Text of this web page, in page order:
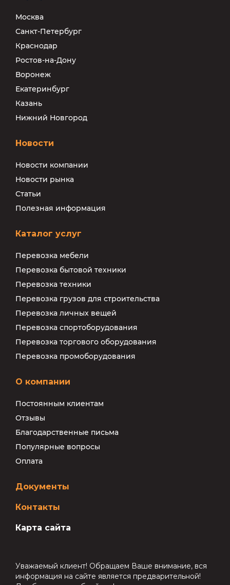
Москва
Санкт-Петербург
Краснодар
Ростов-на-Дону
Воронеж
Екатеринбург
Казань
Нижний Новгород
Новости
Новости компании
Новости рынка
Статьи
Полезная информация
Каталог услуг
Перевозка мебели
Перевозка бытовой техники
Перевозка техники
Перевозка грузов для строительства
Перевозка личных вещей
Перевозка спортоборудования
Перевозка торгового оборудования
Перевозка промоборудования
О компании
Постоянным клиентам
Отзывы
Благодарственные письма
Популярные вопросы
Оплата
Документы
Контакты
Карта сайта
Уважаемый клиент! Обращаем Ваше внимание, вся
информация на сайте является предварительной!